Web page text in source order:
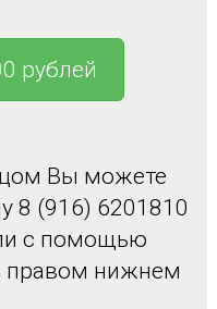
рублей
Вы можете
8 (916) 6201810
с помощью
правом нижнем